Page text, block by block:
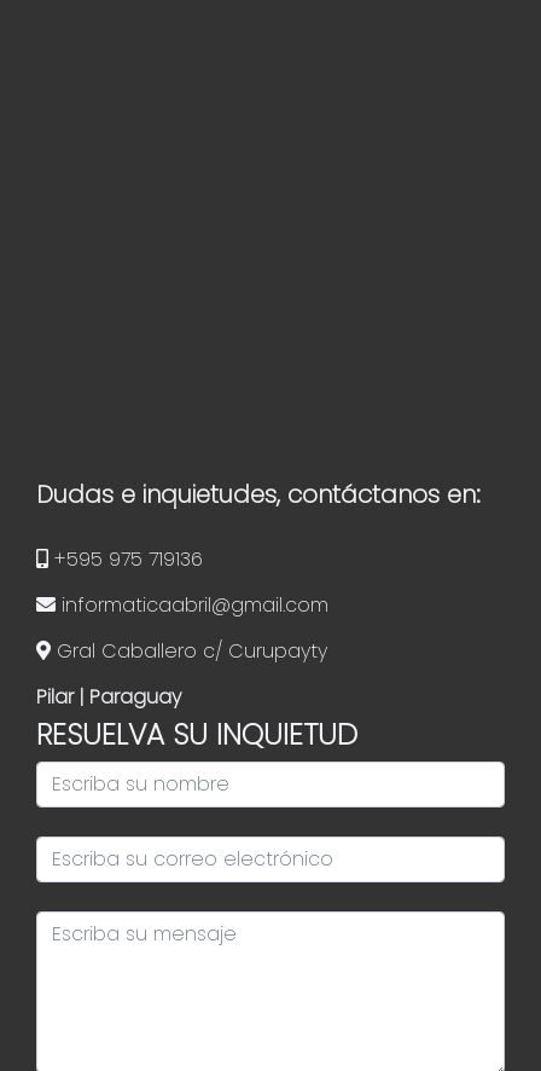
Dudas e inquietudes, contáctanos en:
+595 975 719136
informaticaabril@gmail.com
Gral Caballero c/ Curupayty
Pilar | Paraguay
RESUELVA SU INQUIETUD